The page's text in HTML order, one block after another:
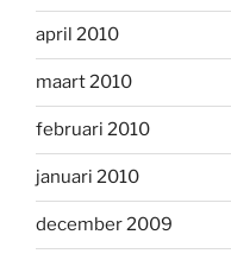
april 2010
maart 2010
februari 2010
januari 2010
december 2009